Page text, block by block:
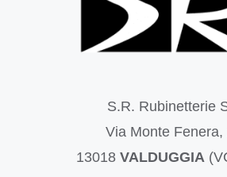
S.R. Rubinetterie
Via Monte Fenera,
13018 VALDUGGIA